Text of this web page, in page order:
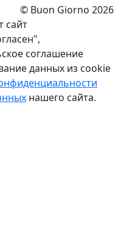
© Buon Giorno 2026
сайт
соглашение
данных из cookie
нашего сайта.